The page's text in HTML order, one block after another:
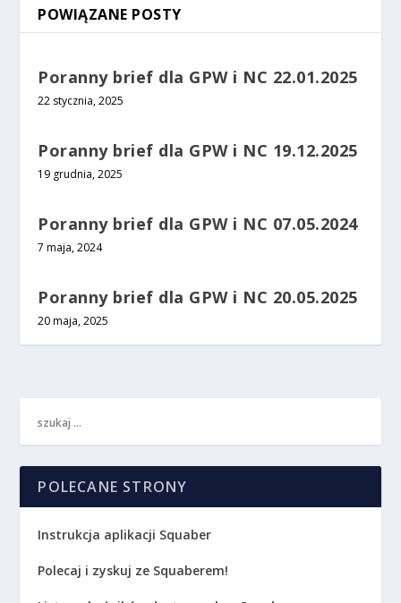
POWIĄZANE POSTY
Poranny brief dla GPW i NC 22.01.2025
22 stycznia, 2025
Poranny brief dla GPW i NC 19.12.2025
19 grudnia, 2025
Poranny brief dla GPW i NC 07.05.2024
7 maja, 2024
Poranny brief dla GPW i NC 20.05.2025
20 maja, 2025
POLECANE STRONY
Instrukcja aplikacji Squaber
Polecaj i zyskuj ze Squaberem!